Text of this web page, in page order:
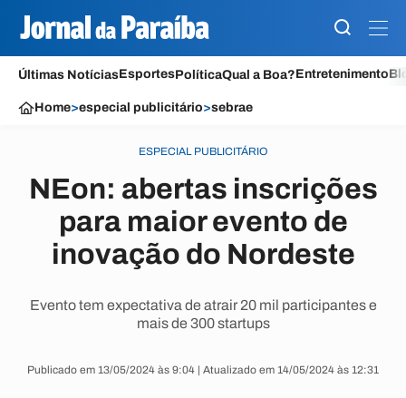
Últimas NotíciasEsportesPolíticaQual a Boa?Entretenimento
Home>especial publicitário>sebrae
ESPECIAL PUBLICITÁRIO
NEon: abertas inscrições
para maior evento de
inovação do Nordeste
Evento tem expectativa de atrair 20 mil participantes e
mais de 300 startups
Publicado em 13/05/2024 às 9:04 | Atualizado em 14/05/2024 às 12:31